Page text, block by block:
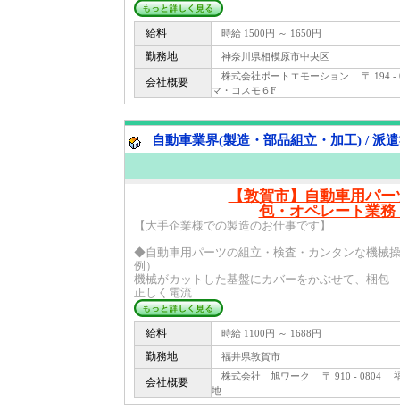
給料 時給 1500円 ～ 1650円
勤務地 神奈川県相模原市中央区
会社概要
株式会社ポートエモーション 〒 194
マ・コスモ６F
自動車業界(製造・部品組立・加工) / 派
【敦賀市】自動車用パ
包・オペレート業
【大手企業様での製造のお仕事です】
◆自動車用パーツの組立・検査・カンタンな機械
例）
機械がカットした基盤にカバーをかぶせて、梱包
正しく電流...
給料 時給 1100円 ～ 1688円
勤務地 福井県敦賀市
会社概要
株式会社 旭ワーク 〒 910 - 0804 福
地